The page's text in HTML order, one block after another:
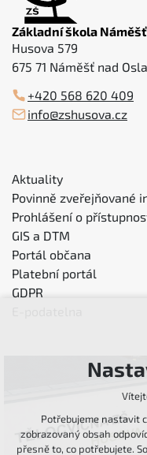
Základní škola
Husova 579
675 71 Náměšť nad
+420 568 620 409
info@zshusova.cz
Aktuality
Povinně zveřejňované
Prohlášení o
GIS a DTM
Portál občana
Platební portál
GDPR
Potřebujeme nastavit
zobrazovaný obsah
přesně to, co potřebujete.